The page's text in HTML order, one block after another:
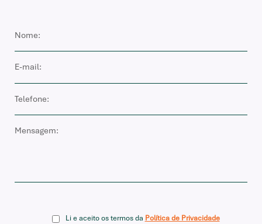
Li e aceito os termos da Política de Privacidade